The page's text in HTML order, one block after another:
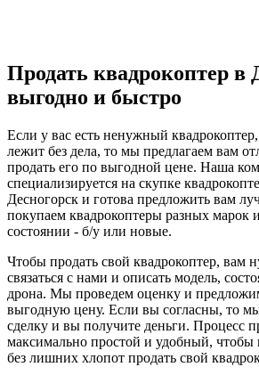
Продать квадрокоптер в
выгодно и быстро
Если у вас есть ненужный
лежит без дела, то мы предлагаем вам
продать его по выгодной цене. Наша
специализируется на скупке
Десногорск и готова предложить вам
покупаем квадрокоптеры разных марок
состоянии - б/у или новые.
Чтобы продать свой квадрокоптер, вам
связаться с нами и описать модель,
дрона. Мы проведем оценку и
выгодную цену. Если вы согласны, то
сделку и вы получите деньги. Процесс
максимально простой и удобный,
без лишних хлопот продать свой